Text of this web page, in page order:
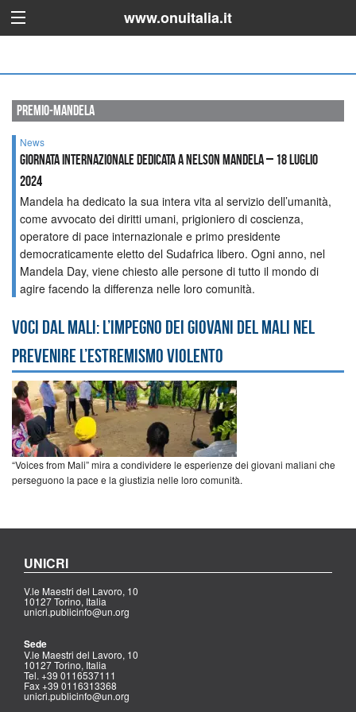
www.onuitalia.it
premio-mandela
News
Giornata internazionale dedicata a Nelson Mandela – 18 luglio
2024
Mandela ha dedicato la sua intera vita al servizio dell’umanità,
come avvocato dei diritti umani, prigioniero di coscienza,
operatore di pace internazionale e primo presidente
democraticamente eletto del Sudafrica libero. Ogni anno, nel
Mandela Day, viene chiesto alle persone di tutto il mondo di
agire facendo la differenza nelle loro comunità.
Voci dal Mali: l’impegno dei giovani del Mali nel
prevenire l’estremismo violento
“Voices from Mali” mira a condividere le esperienze dei giovani maliani che
perseguono la pace e la giustizia nelle loro comunità.
UNICRI
V.le Maestri del Lavoro, 10
10127 Torino, Italia
unicri.publicinfo@un.org
Sede
V.le Maestri del Lavoro, 10
10127 Torino, Italia
Tel. +39 0116537111
Fax +39 0116313368
unicri.publicinfo@un.org